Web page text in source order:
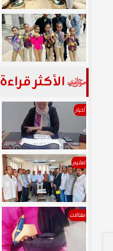
الأكثر قراءة
أخبار
تعليم
مقالات